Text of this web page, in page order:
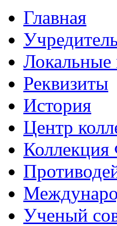
Главная
Локальные
Реквизиты
История
Центр
Ученый